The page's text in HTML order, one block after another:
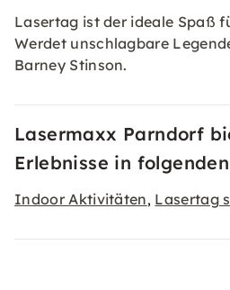
Lasertag ist der ideale Spaß
Werdet unschlagbare
Barney Stinson.
Lasermaxx Parndorf
Erlebnisse in
Indoor Aktivitäten, Lasertag